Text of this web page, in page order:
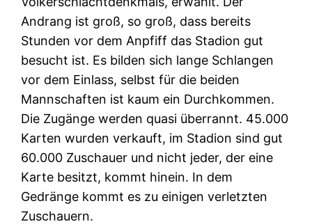
Andrang ist groß, so groß, dass bereits
Stunden vor dem Anpfiff das Stadion gut
besucht ist. Es bilden sich lange Schlangen
vor dem Einlass, selbst für die beiden
Mannschaften ist kaum ein Durchkommen.
Die Zugänge werden quasi überrannt. 45.000
Karten wurden verkauft, im Stadion sind gut
60.000 Zuschauer und nicht jeder, der eine
Karte besitzt, kommt hinein. In dem
Gedränge kommt es zu einigen verletzten
Zuschauern.